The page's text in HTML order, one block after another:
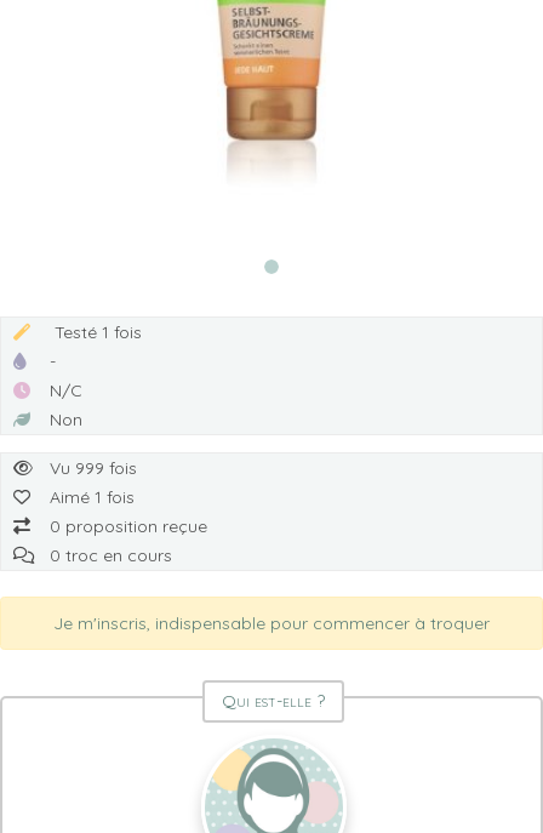
Testé 1 fois
-
N/C
Non
Vu 999 fois
Aimé 1 fois
0 proposition reçue
0 troc en cours
Je m'inscris, indispensable pour commencer à troquer
Qui est-elle ?